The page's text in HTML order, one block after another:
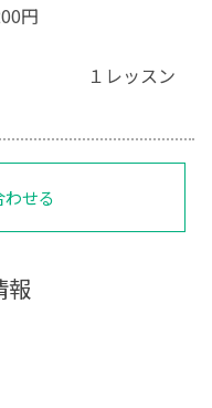
円
ス １レッスン
せる
報